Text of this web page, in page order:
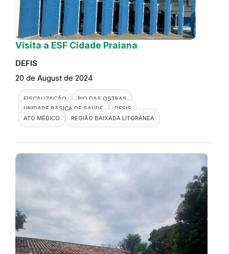
Visita a ESF Cidade Praiana
DEFIS
20 de August de 2024
FISCALIZAÇÃO
RIO DAS OSTRAS
UNIDADE BÁSICA DE SAÚDE
DEFIS
ATO MÉDICO
REGIÃO BAIXADA LITORÂNEA